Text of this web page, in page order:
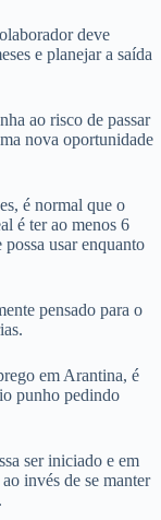
deve
e planejar a saída
ao risco de passar
nova oportunidade
é normal que o
é ter ao menos 6
usar enquanto
pensado para o
em Arantina, é
punho pedindo
ser iniciado e em
invés de se manter